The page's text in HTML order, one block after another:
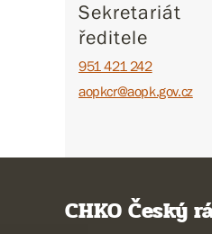
Sekretariát
ředitele
951 421 242
aopkcr@aopk.gov.cz
CHKO Český